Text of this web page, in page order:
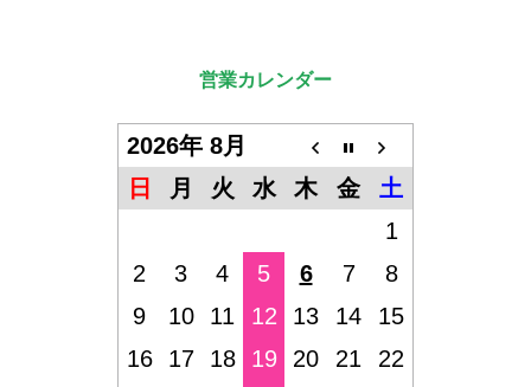
営業カレンダー
2026年 8月
日
月 火 水 木 金
土
1
2
3 4 5 6 7
8
9
10 11 12 13 14
15
16
17 18 19 20 21
22